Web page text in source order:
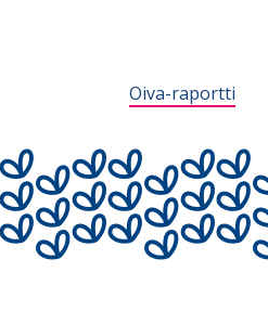
Oiva-raportti